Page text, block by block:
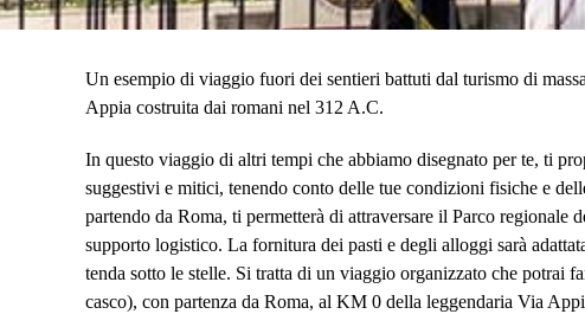
Un esempio di viaggio fuori dei sentieri battuti dal turismo di
Appia costruita dai romani nel 312 A.C.
In questo viaggio di altri tempi che abbiamo disegnato per te, ti
suggestivi e mitici, tenendo conto delle tue condizioni fisiche e
partendo da Roma, ti permetterà di attraversare il Parco
supporto logistico. La fornitura dei pasti e degli alloggi sarà
tenda sotto le stelle. Si tratta di un viaggio organizzato che potrai
casco), con partenza da Roma, al KM 0 della leggendaria Via